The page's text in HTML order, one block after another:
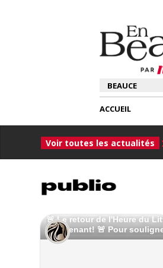
ACCUEIL
Voir toutes les actualités